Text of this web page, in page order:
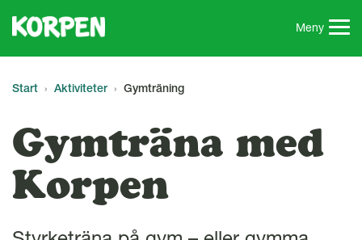
Meny
Start Aktiviteter Gymträning
Gymträna med
Korpen